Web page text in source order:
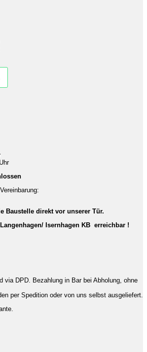
Baustelle direkt vor unserer Tür.
Isernhagen KB erreichbar !
via DPD. Bezahlung in Bar bei Abholung, ohne
per Spedition oder von uns selbst ausgeliefert.